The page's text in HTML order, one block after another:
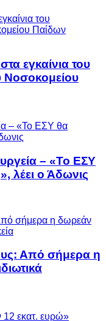
εγκαίνια του
Νοσοκομείου
– «Το ΕΣΥ
λέει ο Άδωνις
Από σήμερα η